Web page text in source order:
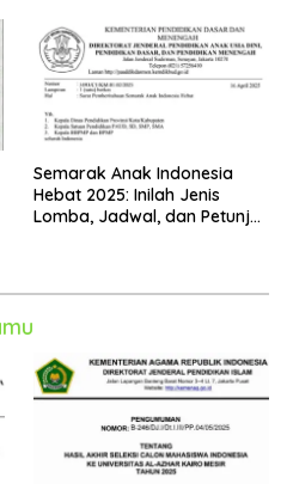
Semarak Anak Indonesia
Hebat 2025: Inilah Jenis
Lomba, Jadwal, dan Petunjuk